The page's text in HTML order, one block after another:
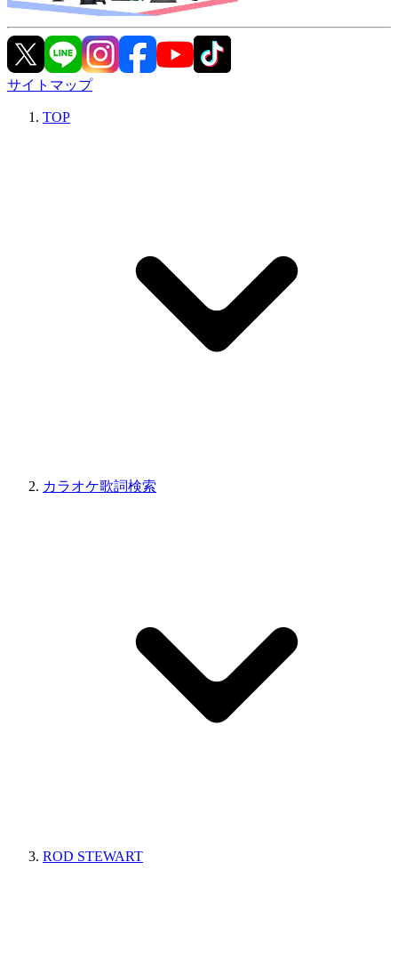
サイトマップ
TOP
カラオケ歌詞検索
ROD STEWART